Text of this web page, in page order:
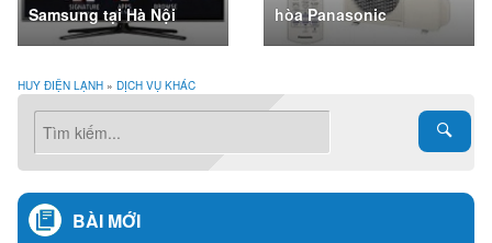
Samsung tại Hà Nội
hòa Panasonic
HUY ĐIỆN LẠNH » DỊCH VỤ KHÁC
BÀI MỚI